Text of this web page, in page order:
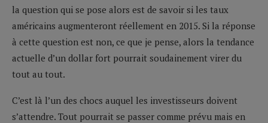
la question qui se pose alors est de savoir si les taux
américains augmenteront réellement en 2015. Si la réponse
à cette question est non, ce que je pense, alors la tendance
actuelle d’un dollar fort pourrait soudainement virer du
tout au tout.
C’est là l’un des chocs auquel les investisseurs doivent
s’attendre. Tout pourrait se passer comme prévu mais en